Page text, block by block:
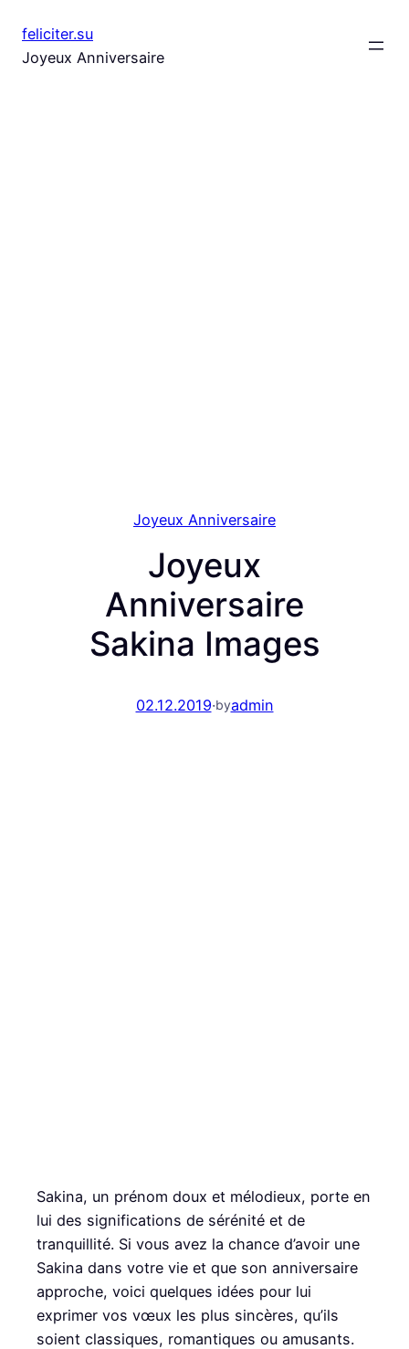
au
contenu
feliciter.su
Joyeux Anniversaire
Joyeux Anniversaire
Joyeux
Anniversaire
Sakina Images
02.12.2019·byadmin
Sakina, un prénom doux et mélodieux, porte en
lui des significations de sérénité et de
tranquillité. Si vous avez la chance d’avoir une
Sakina dans votre vie et que son anniversaire
approche, voici quelques idées pour lui
exprimer vos vœux les plus sincères, qu’ils
soient classiques, romantiques ou amusants.